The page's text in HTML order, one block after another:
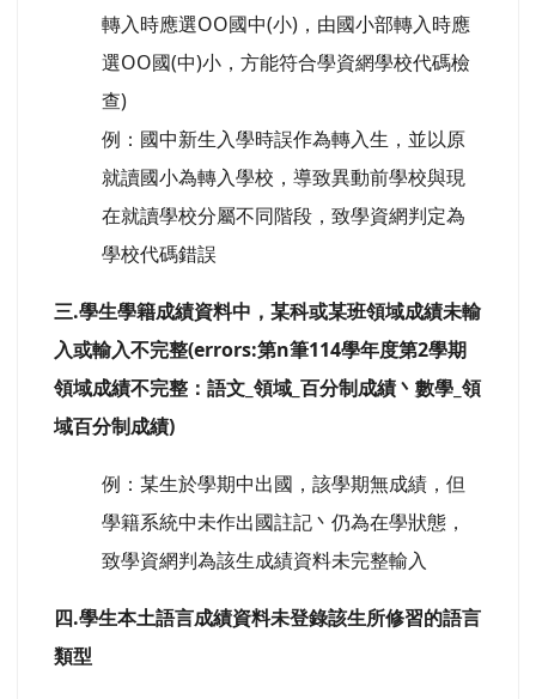
轉入時應選OO國中(小)，由國小部轉入時應
選OO國(中)小，方能符合學資網學校代碼檢
查)
例：國中新生入學時誤作為轉入生，並以原
就讀國小為轉入學校，導致異動前學校與現
在就讀學校分屬不同階段，致學資網判定為
學校代碼錯誤
三.學生學籍成績資料中，某科或某班領域成績未輸
入或輸入不完整(errors:第n筆114學年度第2學期
領域成績不完整：語文_領域_百分制成績丶數學_領
域百分制成績)
例：某生於學期中出國，該學期無成績，但
學籍系統中未作出國註記丶仍為在學狀態，
致學資網判為該生成績資料未完整輸入
四.學生本土語言成績資料未登錄該生所修習的語言
類型